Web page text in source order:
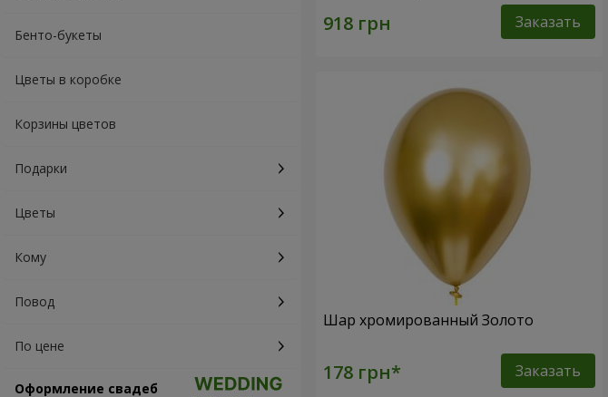
Бенто-букеты
Цветы в коробке
Корзины цветов
Подарки
Цветы
Кому
Повод
По цене
Оформление свадеб
Заказать
Шар хромированный Золото
Заказать